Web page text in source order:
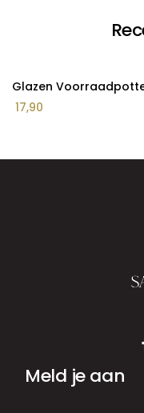
Glazen
17,90
Meld je aan